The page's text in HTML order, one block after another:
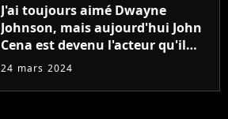
J'ai toujours aimé Dwayne
Johnson, mais aujourd'hui John
Cena est devenu l'acteur qu'il
rêvait d'être (et Ricky Stanicky le
24 mars 2024